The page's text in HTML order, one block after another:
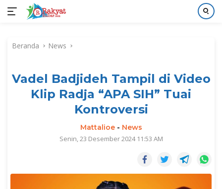
kontenBeranda News
Vadel Badjideh Tampil di Video
Klip Radja “APA SIH” Tuai
Kontroversi
Mattalioe- News
Senin, 23 Desember 2024 11:53 AM